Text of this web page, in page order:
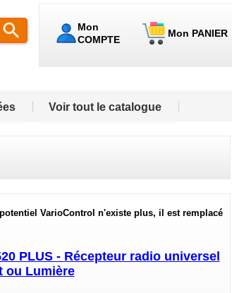
Mon
COMPTE
Mon PANIER
Voir tout le catalogue
VarioControl n'existe plus, il est remplacé
PLUS - Récepteur radio universel
ou Lumière